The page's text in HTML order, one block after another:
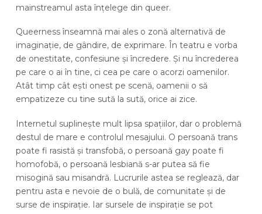
mainstreamul asta înțelege din queer.
Queerness înseamnă mai ales o zonă alternativă de
imaginație, de gândire, de exprimare. În teatru e vorba
de onestitate, confesiune și încredere. Și nu încrederea
pe care o ai în tine, ci cea pe care o acorzi oamenilor.
Atât timp cât ești onest pe scenă, oamenii o să
empatizeze cu tine sută la sută, orice ai zice.
Internetul suplinește mult lipsa spațiilor, dar o problemă
destul de mare e controlul mesajului. O persoană trans
poate fi rasistă și transfobă, o persoană gay poate fi
homofobă, o persoană lesbiană s-ar putea să fie
misogină sau misandră. Lucrurile astea se reglează, dar
pentru asta e nevoie de o bulă, de comunitate și de
surse de inspirație. Iar sursele de inspirație se pot